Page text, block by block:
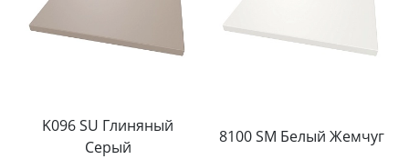
K096 SU Глиняный
Серый
8100 SM Белый Жемчуг